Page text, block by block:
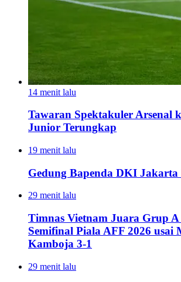
14 menit lalu
Tawaran Spektakuler Arsenal
Junior Terungkap
19 menit lalu
Gedung Bapenda DKI
29 menit lalu
Timnas Vietnam Juara Grup A
Semifinal Piala AFF 2026 usai
Kamboja 3-1
29 menit lalu